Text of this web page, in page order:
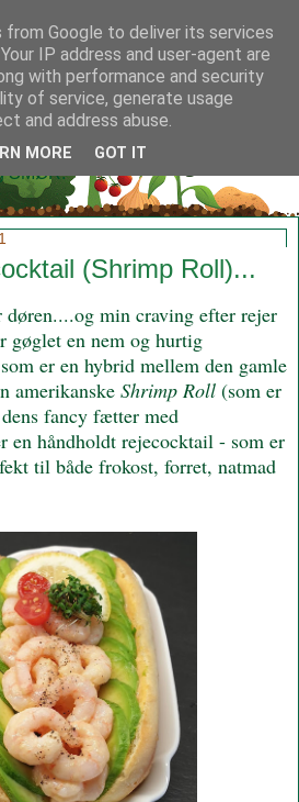
SMØR!
(Shrimp Roll)...
døren....og min craving efter rejer
gøglet en nem og hurtig
er en hybrid mellem den gamle
amerikanske Shrimp Roll (som er
fancy fætter med
en håndholdt rejecocktail - som er
til både frokost, forret, natmad
from Google to deliver its services
IP address and user-agent are
with performance and security
of service, generate usage
and address abuse.
MORE GOT IT